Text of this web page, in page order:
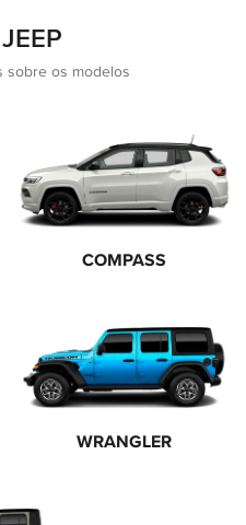
sobre os modelos
COMPASS
WRANGLER